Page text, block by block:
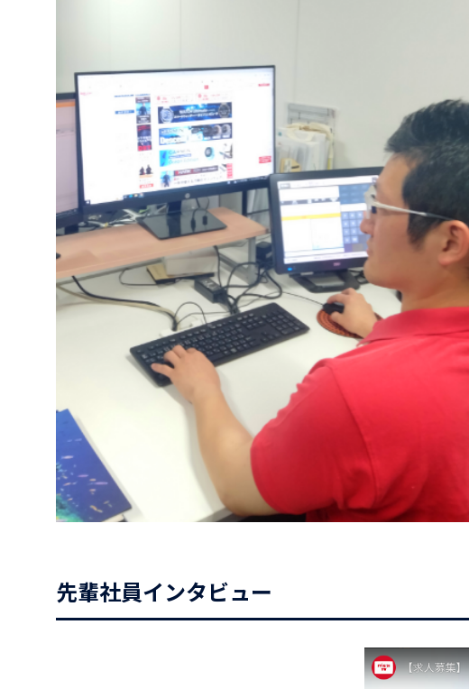
先輩社員インタビュー